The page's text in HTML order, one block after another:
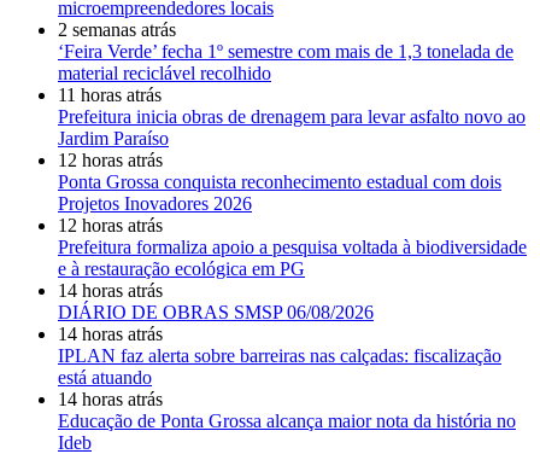
microempreendedores locais
2 semanas atrás
‘Feira Verde’ fecha 1º semestre com mais de 1,3 tonelada de
material reciclável recolhido
11 horas atrás
Prefeitura inicia obras de drenagem para levar asfalto novo ao
Jardim Paraíso
12 horas atrás
Ponta Grossa conquista reconhecimento estadual com dois
Projetos Inovadores 2026
12 horas atrás
Prefeitura formaliza apoio a pesquisa voltada à biodiversidade
e à restauração ecológica em PG
14 horas atrás
DIÁRIO DE OBRAS SMSP 06/08/2026
14 horas atrás
IPLAN faz alerta sobre barreiras nas calçadas: fiscalização
está atuando
14 horas atrás
Educação de Ponta Grossa alcança maior nota da história no
Ideb